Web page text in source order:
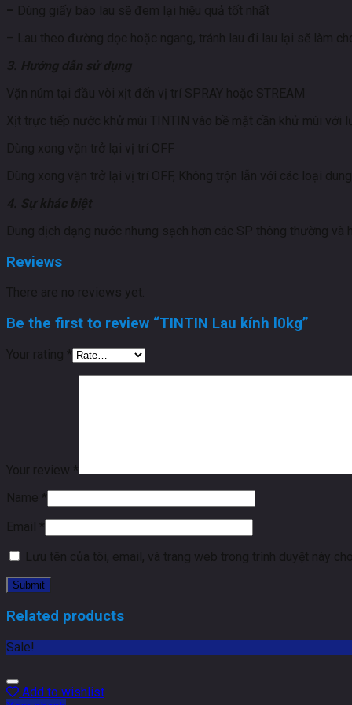
– Dùng giấy báo lau sẽ đem lại hiệu quả tốt nhất
– Lau theo đường dọc hoặc ngang, tránh lau đi lau lại sẽ làm
3. Hướng dẫn sử dụng
Vặn núm tại đầu vòi xịt đến vị trí SPRAY hoặc STREAM
Xịt trực tiếp nước khử mùi TINTIN vào bề mặt cần khử mùi với
Dùng xong vặn trở lại vị trí OFF
Dùng xong vặn trở lại vị trí OFF, Không trộn lẫn với các loại
4. Sự khác biệt
Dung dịch dạng nước nhưng sạch hơn các SP thông thường
Reviews
There are no reviews yet.
Be the first to review “TINTIN Lau kính l0kg”
Your rating *
Your review *
Name *
Email *
Lưu tên của tôi, email, và trang web trong trình duyệt này
Related products
Sale!
Add to wishlist